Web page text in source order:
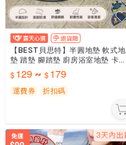
【BEST貝思特】半圓地墊 軟式地
墊 踏墊 腳踏墊 廚房浴室地墊 卡通
地墊
129 ~ 179
運費券 折扣碼